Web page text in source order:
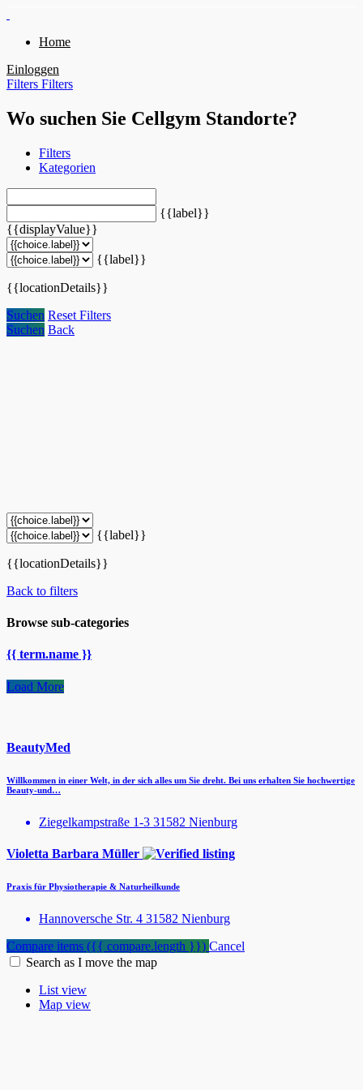
Home
Einloggen
Filters Filters
Wo suchen Sie Cellgym Standorte?
Filters
Kategorien
{{label}}
{{displayValue}}
{{label}}
{{locationDetails}}
Suchen Reset Filters
Suchen Back
{{label}}
{{locationDetails}}
Back to filters
Browse sub-categories
{{ term.name }}
Load More
BeautyMed
Willkommen in einer Welt, in der sich alles um Sie dreht. Bei uns erhalten Sie hochwertige
Beauty-und…
Ziegelkampstraße 1-3 31582 Nienburg
Violetta Barbara Müller
Praxis für Physiotherapie & Naturheilkunde
Hannoversche Str. 4 31582 Nienburg
Compare items ({{ compare.length }}) Cancel
Search as I move the map
List view
Map view